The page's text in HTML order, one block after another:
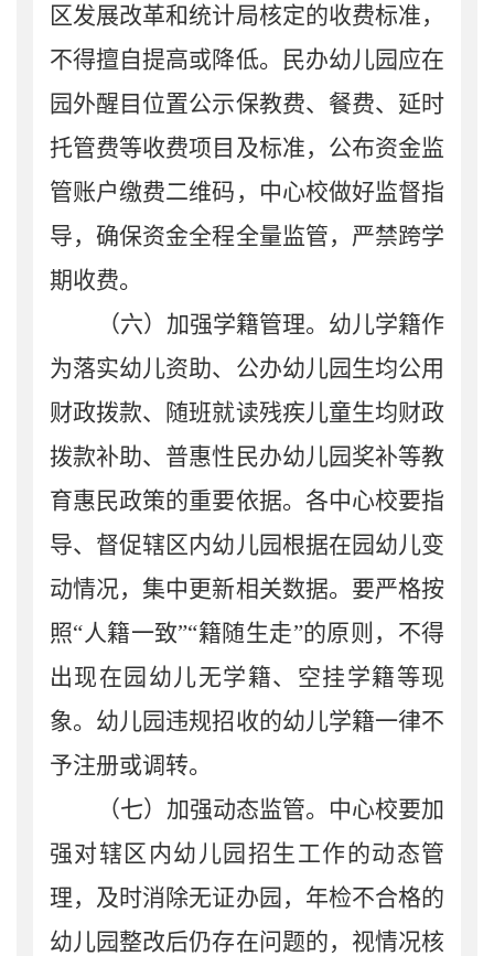
区发展改革和统计局核定的收费标准，
不得擅自提高或降低。 民办幼儿园应在
园外醒目位置公示保教费、 餐费、延时
托管费等收费项目及标准，公布资金监
管账户缴费二维码，
中心校做好监督指
导，确保资金全程全量监管，严禁跨学
期收费。
（六）加强学籍管理。 幼儿学籍作
为落实幼儿资助、公办幼儿园生均公用
财政拨款、随班就读残疾儿童生均财政
拨款补助、 普惠性民办幼儿园奖补等教
育惠民政策的重要依据。各中心校要指
导、督促辖区内幼儿园根据在园幼儿变
动情况，集中更新相关数据。要严格按
照“人籍一致”“籍随生走”的原则，不得
出现在园幼儿无学籍、空挂学籍等现
象。幼儿园违规招收的幼儿学籍一律不
予注册或调转。
（七）加强动态监管。 中心校要加
强对辖区内幼儿园招生工作的动态管
理， 及时消除无证办园， 年检不合格的
幼儿园整改后仍存在问题的，视情况核